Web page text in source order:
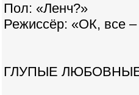
Пол: «Ленч?»
Режиссёр: «ОК, все –
ГЛУПЫЕ